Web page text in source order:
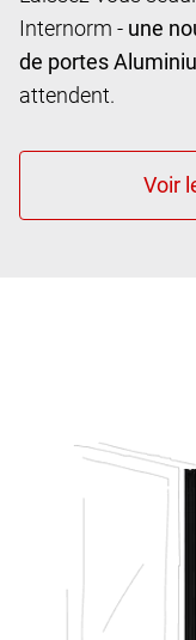
Internorm - une
de portes
attendent.